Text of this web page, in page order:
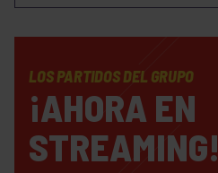
LOS PARTIDOS DEL GRUPO
¡AHORA EN
STREAMING!